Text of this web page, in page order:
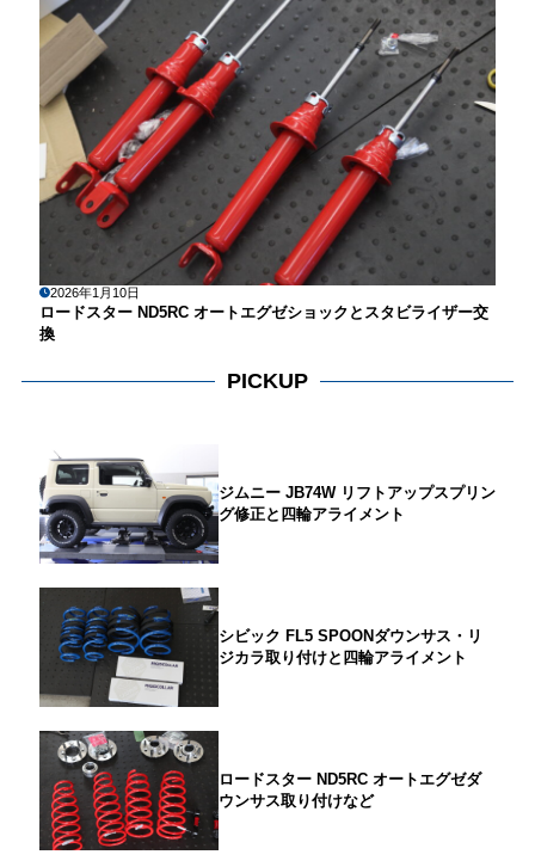
2026年1月10日
ロードスター ND5RC オートエグゼショックとスタビライザー交
換
PICKUP
ジムニー JB74W リフトアップスプリン
グ修正と四輪アライメント
シビック FL5 SPOONダウンサス・リ
ジカラ取り付けと四輪アライメント
ロードスター ND5RC オートエグゼダ
ウンサス取り付けなど